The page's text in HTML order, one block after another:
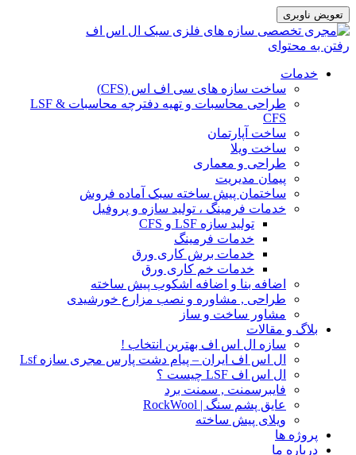
تعویض ناوبری
رفتن به محتوای
خدمات
ساخت سازه های سی اف اس (CFS)
طراحی محاسبات و تهیه دفترچه محاسبات LSF &
CFS
ساخت آپارتمان
ساخت ویلا
طراحی و معماری
پیمان مدیریت
ساختمان پیش ساخته سبک آماده فروش
خدمات فرمینگ ، تولید سازه و پروفیل
تولید سازه LSF و CFS
خدمات فرمینگ
خدمات برش کاری ورق
خدمات خم کاری ورق
اضافه بنا و اضافه اشکوب پیش ساخته
طراحی , مشاوره و نصب مزارع خورشیدی
مشاور ساخت و ساز
بلاگ و مقالات
سازه ال اس اف بهترین انتخاب !
ال اس اف ایران – پیام دشت پارس مجری سازه Lsf
ال اس اف LSF چیست ؟
فایبرسمنت , سمنت برد
عایق پشم سنگ | RockWool
ویلای پیش ساخته
پروژه ها
درباره ما